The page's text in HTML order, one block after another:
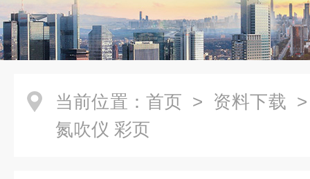
当前位置： 首页 > 资料下载
氮吹仪 彩页